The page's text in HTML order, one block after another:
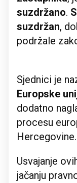
suzdržano.
suzdržan,
podržale
Sjednici je
Europske
dodatno
procesu
Hercegovine.
Usvajanje
jačanju